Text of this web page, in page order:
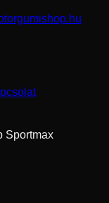
Sportmax